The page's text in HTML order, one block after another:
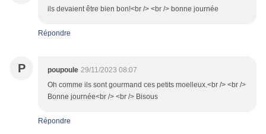
ils devaient être bien bon!<br /> <br /> bonne journée
Répondre
P poupoule 29/11/2023 08:07
Oh comme ils sont gourmand ces petits moelleux.<br /> <br />
Bonne journée<br /> <br /> Bisous
Répondre